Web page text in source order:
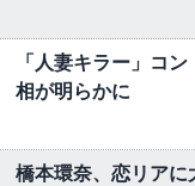
「人妻キラー」コ
相が明らかに
橋本環奈、恋リア